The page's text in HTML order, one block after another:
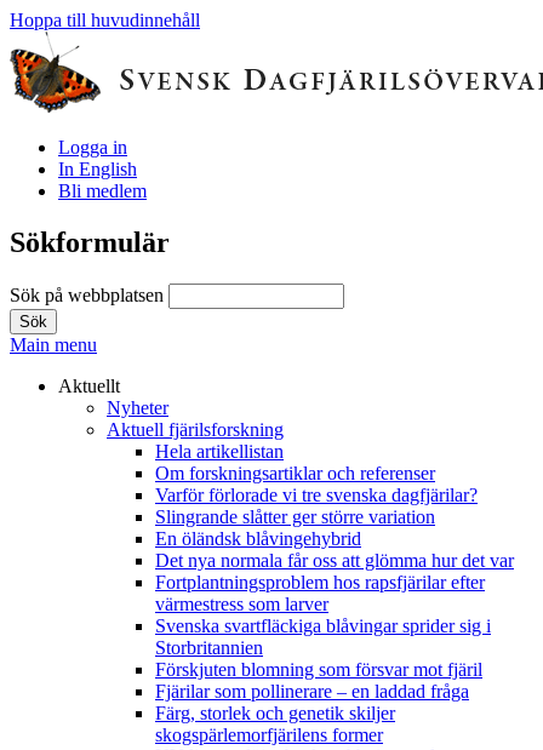
Hoppa till huvudinnehåll
Logga in
In English
Bli medlem
Sökformulär
Sök på webbplatsen
Main menu
Aktuellt
Nyheter
Aktuell fjärilsforskning
Hela artikellistan
Om forskningsartiklar och referenser
Varför förlorade vi tre svenska dagfjärilar?
Slingrande slåtter ger större variation
En öländsk blåvingehybrid
Det nya normala får oss att glömma hur det var
Fortplantningsproblem hos rapsfjärilar efter
värmestress som larver
Svenska svartfläckiga blåvingar sprider sig i
Storbritannien
Förskjuten blomning som försvar mot fjäril
Fjärilar som pollinerare – en laddad fråga
Färg, storlek och genetik skiljer
skogspärlemorfjärilens former